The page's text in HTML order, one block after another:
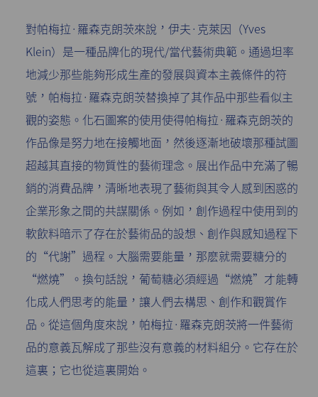
對帕梅拉·羅森克朗茨來說，伊夫·克萊因（Yves
Klein）是一種品牌化的現代/當代藝術典範。通過坦率
地減少那些能夠形成生產的發展與資本主義條件的符
號，帕梅拉·羅森克朗茨替換掉了其作品中那些看似主
觀的姿態。化石圖案的使用使得帕梅拉·羅森克朗茨的
作品像是努力地在接觸地面，然後逐漸地破壞那種試圖
超越其直接的物質性的藝術理念。展出作品中充滿了暢
銷的消費品牌，清晰地表現了藝術與其令人感到困惑的
企業形象之間的共謀關係。例如，創作過程中使用到的
軟飲料暗示了存在於藝術品的設想、創作與感知過程下
的“代謝”過程。大腦需要能量，那麽就需要糖分的
“燃燒”。換句話說，葡萄糖必須經過“燃燒”才能轉
化成人們思考的能量，讓人們去構思、創作和觀賞作
品。從這個角度來說，帕梅拉·羅森克朗茨將一件藝術
品的意義瓦解成了那些沒有意義的材料組分。它存在於
這裏；它也從這裏開始。